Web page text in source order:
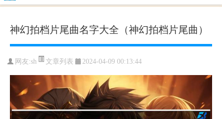
神幻拍档片尾曲名字大全（神幻拍档片尾曲）
网友:sh 文章列表 2024-04-09 00:13:44